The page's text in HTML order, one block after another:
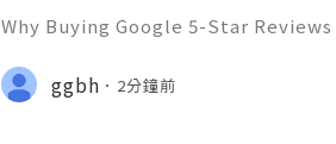
Why Buying Google 5-Star
upport 24/7 🚀📡💬📱🛸👑
👨‍💻🎙️🔥👑 Discord ➜ Account
ggbh 2分鐘前